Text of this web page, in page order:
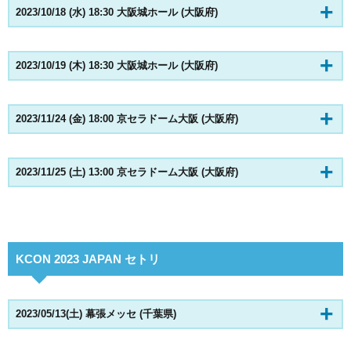
2023/10/18 (水) 18:30 大阪城ホール (大阪府)
2023/10/19 (木) 18:30 大阪城ホール (大阪府)
2023/11/24 (金) 18:00 京セラドーム大阪 (大阪府)
2023/11/25 (土) 13:00 京セラドーム大阪 (大阪府)
KCON 2023 JAPAN セトリ
2023/05/13(土) 幕張メッセ (千葉県)